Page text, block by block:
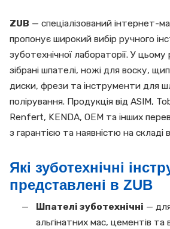
ZUB — спеціалізований інтернет-
пропонує широкий вибір ручного
зуботехнічної лабораторії. У цьому
зібрані шпателі, ножі для воску,
диски, фрези та інструменти для
полірування. Продукція від ASIM,
Renfert, KENDA, ОЕМ та інших
з гарантією та наявністю на складі
Які зуботехнічні
представлені в ZUB
Шпателі зуботехнічні —
альгінатних мас, цементів та